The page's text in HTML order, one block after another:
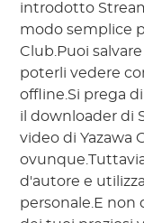
introdotto
modo semplice
Club.Puoi
poterli vedere
offline.Si prega
il downloader di
video di Yazawa
d'autore e
personale.E non